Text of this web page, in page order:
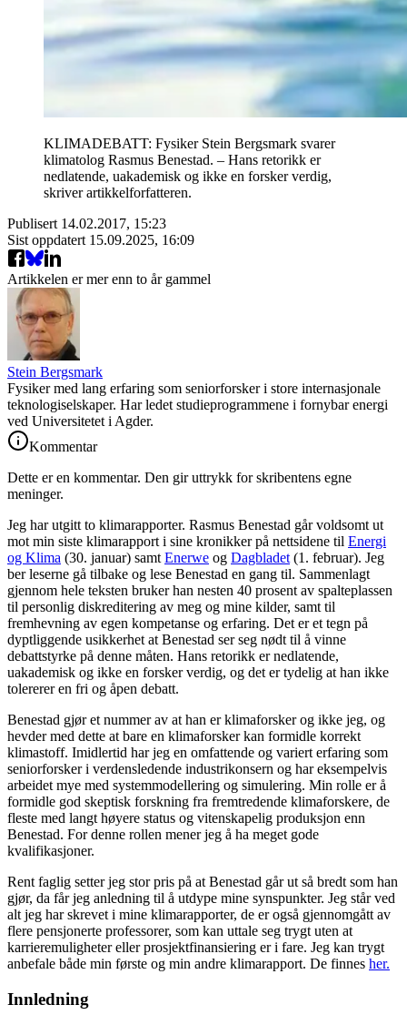
KLIMADEBATT: Fysiker Stein Bergsmark svarer
klimatolog Rasmus Benestad. – Hans retorikk er
nedlatende, uakademisk og ikke en forsker verdig,
skriver artikkelforfatteren.
Publisert 14.02.2017, 15:23
Sist oppdatert 15.09.2025, 16:09
Artikkelen er mer enn to år gammel
Stein Bergsmark
Fysiker med lang erfaring som seniorforsker i store internasjonale
teknologiselskaper. Har ledet studieprogrammene i fornybar energi
ved Universitetet i Agder.
Kommentar
Dette er en kommentar. Den gir uttrykk for skribentens egne
meninger.
Jeg har utgitt to klimarapporter. Rasmus Benestad går voldsomt ut
mot min siste klimarapport i sine kronikker på nettsidene til Energi
og Klima (30. januar) samt Enerwe og Dagbladet (1. februar). Jeg
ber leserne gå tilbake og lese Benestad en gang til. Sammenlagt
gjennom hele teksten bruker han nesten 40 prosent av spalteplassen
til personlig diskreditering av meg og mine kilder, samt til
fremhevning av egen kompetanse og erfaring. Det er et tegn på
dyptliggende usikkerhet at Benestad ser seg nødt til å vinne
debattstyrke på denne måten. Hans retorikk er nedlatende,
uakademisk og ikke en forsker verdig, og det er tydelig at han ikke
tolererer en fri og åpen debatt.
Benestad gjør et nummer av at han er klimaforsker og ikke jeg, og
hevder med dette at bare en klimaforsker kan formidle korrekt
klimastoff. Imidlertid har jeg en omfattende og variert erfaring som
seniorforsker i verdensledende industrikonsern og har eksempelvis
arbeidet mye med systemmodellering og simulering. Min rolle er å
formidle god skeptisk forskning fra fremtredende klimaforskere, de
fleste med langt høyere status og vitenskapelig produksjon enn
Benestad. For denne rollen mener jeg å ha meget gode
kvalifikasjoner.
Rent faglig setter jeg stor pris på at Benestad går ut så bredt som han
gjør, da får jeg anledning til å utdype mine synspunkter. Jeg står ved
alt jeg har skrevet i mine klimarapporter, de er også gjennomgått av
flere pensjonerte professorer, som kan uttale seg trygt uten at
karrieremuligheter eller prosjektfinansiering er i fare. Jeg kan trygt
anbefale både min første og min andre klimarapport. De finnes her.
Innledning